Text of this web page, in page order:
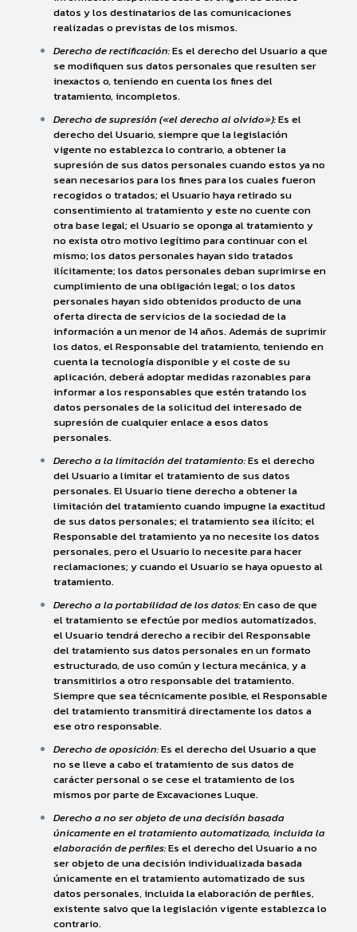
datos y los destinatarios de las comunicaciones
realizadas o previstas de los mismos.
Derecho de rectificación:Es el derecho del Usuario a que
se modifiquen sus datos personales que resulten ser
inexactos o, teniendo en cuenta los fines del
tratamiento, incompletos.
Derecho de supresión («el derecho al olvido»):Es el
derecho del Usuario, siempre que la legislación
vigente no establezca lo contrario, a obtener la
supresión de sus datos personales cuando estos ya no
sean necesarios para los fines para los cuales fueron
recogidos o tratados; el Usuario haya retirado su
consentimiento al tratamiento y este no cuente con
otra base legal; el Usuario se oponga al tratamiento y
no exista otro motivo legítimo para continuar con el
mismo; los datos personales hayan sido tratados
ilícitamente; los datos personales deban suprimirse en
cumplimiento de una obligación legal; o los datos
personales hayan sido obtenidos producto de una
oferta directa de servicios de la sociedad de la
información a un menor de 14 años. Además de suprimir
los datos, el Responsable del tratamiento, teniendo en
cuenta la tecnología disponible y el coste de su
aplicación, deberá adoptar medidas razonables para
informar a los responsables que estén tratando los
datos personales de la solicitud del interesado de
supresión de cualquier enlace a esos datos
personales.
Derecho a la limitación del tratamiento:Es el derecho
del Usuario a limitar el tratamiento de sus datos
personales. El Usuario tiene derecho a obtener la
limitación del tratamiento cuando impugne la exactitud
de sus datos personales; el tratamiento sea ilícito; el
Responsable del tratamiento ya no necesite los datos
personales, pero el Usuario lo necesite para hacer
reclamaciones; y cuando el Usuario se haya opuesto al
tratamiento.
Derecho a la portabilidad de los datos:En caso de que
el tratamiento se efectúe por medios automatizados,
el Usuario tendrá derecho a recibir del Responsable
del tratamiento sus datos personales en un formato
estructurado, de uso común y lectura mecánica, y a
transmitirlos a otro responsable del tratamiento.
Siempre que sea técnicamente posible, el Responsable
del tratamiento transmitirá directamente los datos a
ese otro responsable.
Derecho de oposición:Es el derecho del Usuario a que
no se lleve a cabo el tratamiento de sus datos de
carácter personal o se cese el tratamiento de los
mismos por parte de Excavaciones Luque.
Derecho a no ser objeto de una decisión basada
únicamente en el tratamiento automatizado, incluida la
elaboración de perfiles:Es el derecho del Usuario a no
ser objeto de una decisión individualizada basada
únicamente en el tratamiento automatizado de sus
datos personales, incluida la elaboración de perfiles,
existente salvo que la legislación vigente establezca lo
contrario.